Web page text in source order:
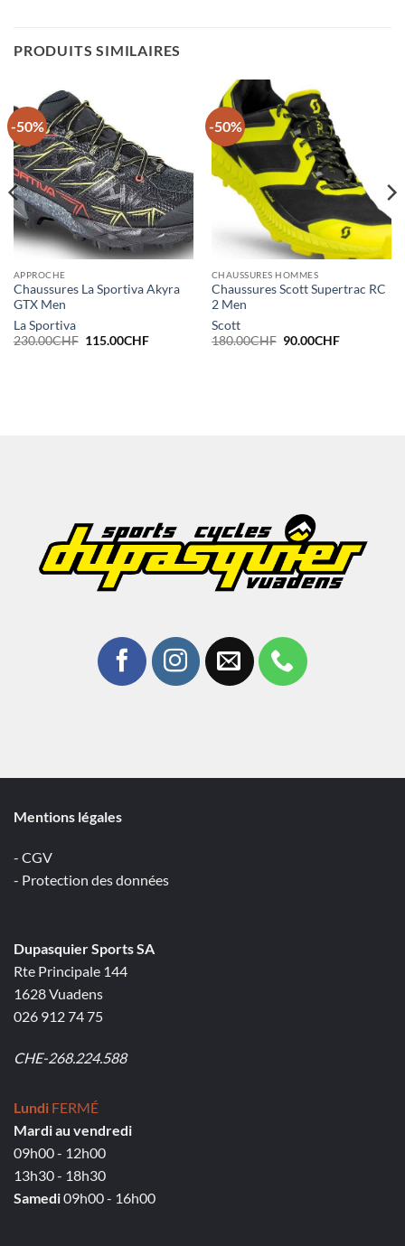
PRODUITS SIMILAIRES
-50%
APPROCHE
Chaussures La Sportiva Akyra
GTX Men
La Sportiva
230.00CHF Le
115.00CHFLe
-50%
CHAUSSURES HOMMES
Chaussures Scott Supertrac RC
2 Men
Scott
180.00CHF Le
90.00CHFLe
Mentions légales
- CGV
- Protection des données
Dupasquier Sports SA
Rte Principale 144
1628 Vuadens
026 912 74 75
CHE-268.224.588
Lundi FERMÉ
Mardi au vendredi
09h00 - 12h00
13h30 - 18h30
Samedi09h00 - 16h00